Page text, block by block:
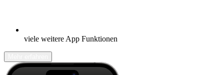
viele weitere App Funktionen